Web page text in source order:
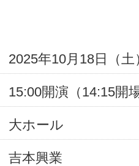
2025年10月18日（土
15:00開演（14:15開
大ホール
吉本興業